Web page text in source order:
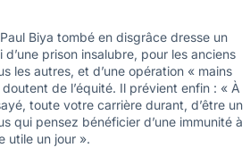
Biya tombé en disgrâce dresse un
prison insalubre, pour les anciens
les autres, et d’une opération « mains
de l’équité. Il prévient enfin : « À
toute votre carrière durant, d’être un
qui pensez bénéficier d’une immunité à
utile un jour ».